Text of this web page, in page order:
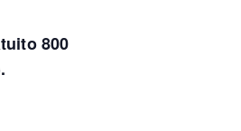
800